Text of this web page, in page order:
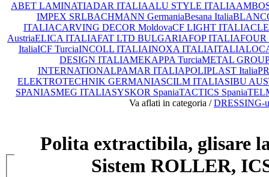
ABET LAMINATIADAR ITALIAALU STYLE ITALIA
IMPEX SRLBACHMANN GermaniaBesana Italia
ITALIACARVING DECOR MoldovaCF LIGHT ITALIA
AustriaELICA ITALIAFAT LTD BULGARIAFOP ITALIA
ItaliaICF TurciaINCOLL ITALIAINOXA ITALIAITALIA
DESIGN ITALIAMEKAPPA TurciaMETAL
INTERNATIONALPAMAR ITALIAPOLIPLAST Italia
ELEKTROTECHNIK GERMANIASCILM ITALIASIBU
SPANIASMEG ITALIASYSKOR SpaniaTACTICS Spania
Va aflati in categoria /DRESSING-
Polita extractibila, glisare
Sistem ROLLER,